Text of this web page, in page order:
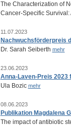
The Characterization of
Cancer-Specific Survival:
11.07.2023
Nachwuchsförderpreis
Dr. Sarah Seiberth mehr
23.06.2023
Anna-Laven-Preis
Ula Bozic mehr
08.06.2023
Publikation Magdalena
The impact of antibiotic